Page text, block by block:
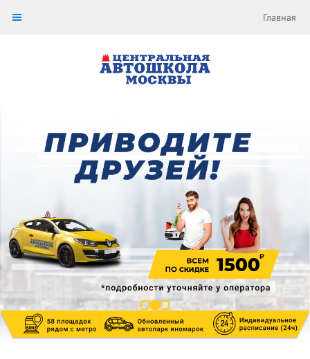
Главная